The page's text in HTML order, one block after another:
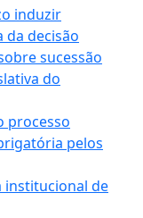
induzir
decisão
sucessão
do
processo
pelos
institucional de